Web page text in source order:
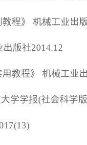
教程》 机械工业出
出版社2014.12
用教程》 机械工业
学学报(社会科学